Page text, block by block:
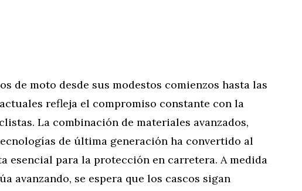
de moto desde sus modestos comienzos hasta las
refleja el compromiso constante con la
La combinación de materiales avanzados,
de última generación ha convertido al
esencial para la protección en carretera. A medida
avanzando, se espera que los cascos sigan